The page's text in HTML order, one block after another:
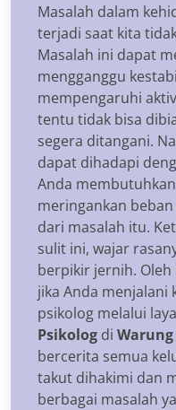
Masalah dalam
terjadi saat kita
Masalah ini dapat
mengganggu
mempengaruhi
tentu tidak bisa
segera ditangani.
dapat dihadapi
Anda
meringankan
dari masalah itu.
sulit ini, wajar
berpikir jernih.
jika Anda menjalani
psikolog melalui
Psikolog di
bercerita semua
takut dihakimi dan
berbagai masalah